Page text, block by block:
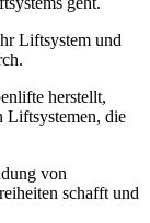
Liftsystem und
herstellt,
Liftsystemen, die
von
schafft und